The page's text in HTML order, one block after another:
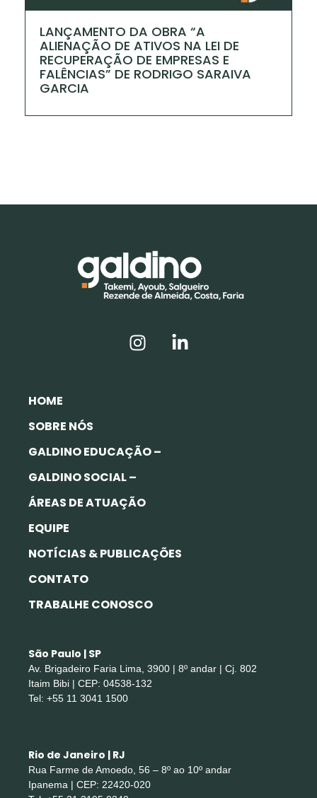
LANÇAMENTO DA OBRA “A
ALIENAÇÃO DE ATIVOS NA LEI DE
RECUPERAÇÃO DE EMPRESAS E
FALÊNCIAS” DE RODRIGO SARAIVA
GARCIA
HOME
SOBRE NÓS
GALDINO EDUCAÇÃO –
GALDINO SOCIAL –
ÁREAS DE ATUAÇÃO
EQUIPE
NOTÍCIAS & PUBLICAÇÕES
CONTATO
TRABALHE CONOSCO
São Paulo | SP
Av. Brigadeiro Faria Lima, 3900 | 8º andar | Cj. 802
Itaim Bibi | CEP: 04538-132
Tel: +55 11 3041 1500
Rio de Janeiro | RJ
Rua Farme de Amoedo, 56 – 8º ao 10º andar
Ipanema | CEP: 22420-020